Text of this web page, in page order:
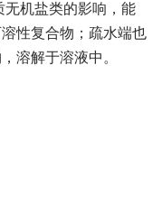
无机盐类的影响，能
性复合物；疏水端也
溶解于溶液中。